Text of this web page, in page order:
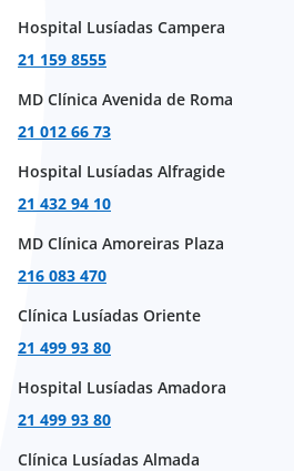
Hospital Lusíadas Campera
21 159 8555
MD Clínica Avenida de Roma
21 012 66 73
Hospital Lusíadas Alfragide
21 432 94 10
MD Clínica Amoreiras Plaza
216 083 470
Clínica Lusíadas Oriente
21 499 93 80
Hospital Lusíadas Amadora
21 499 93 80
Clínica Lusíadas Almada